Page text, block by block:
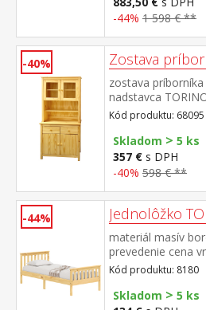
police rozmer
37 × 190 cm
× 37 × 190 cm
-44% 1 598 € **
-40% Zostava
zostava
nadstavca
borovica,
zásuvky s
1 polica
polica rozmer
80 cm rozmer
Kód produktu: 68095
Skladom > 5 ks
357 € s DPH
-40% 598 € **
-44% Jednolôžko
materiál masív
prevedenie cena
latkový) bez
matraca 90 × 200
Kód produktu: 8180
Skladom > 5 ks